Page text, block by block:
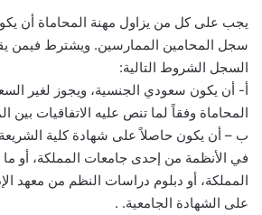
يجب على كل من يزاول مهنة المحاماة أن
سجل المحامين الممارسين. ويشترط فيمن
السجل الشروط التالية:
أ- أن يكون سعودي الجنسية، ويجوز لغير
المحاماة وفقاً لما تنص عليه الاتفاقيات بين
ب – أن يكون حاصلاً على شهادة كلية
في الأنظمة من إحدى جامعات المملكة، أو ما
المملكة، أو دبلوم دراسات النظم من معهد
على الشهادة الجامعية. .